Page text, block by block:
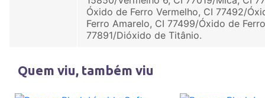
Óxido de Ferro Vermelho, CI 77492/
Ferro Amarelo, CI 77499/Óxido de
77891/Dióxido de Titânio.
Quem viu, também viu